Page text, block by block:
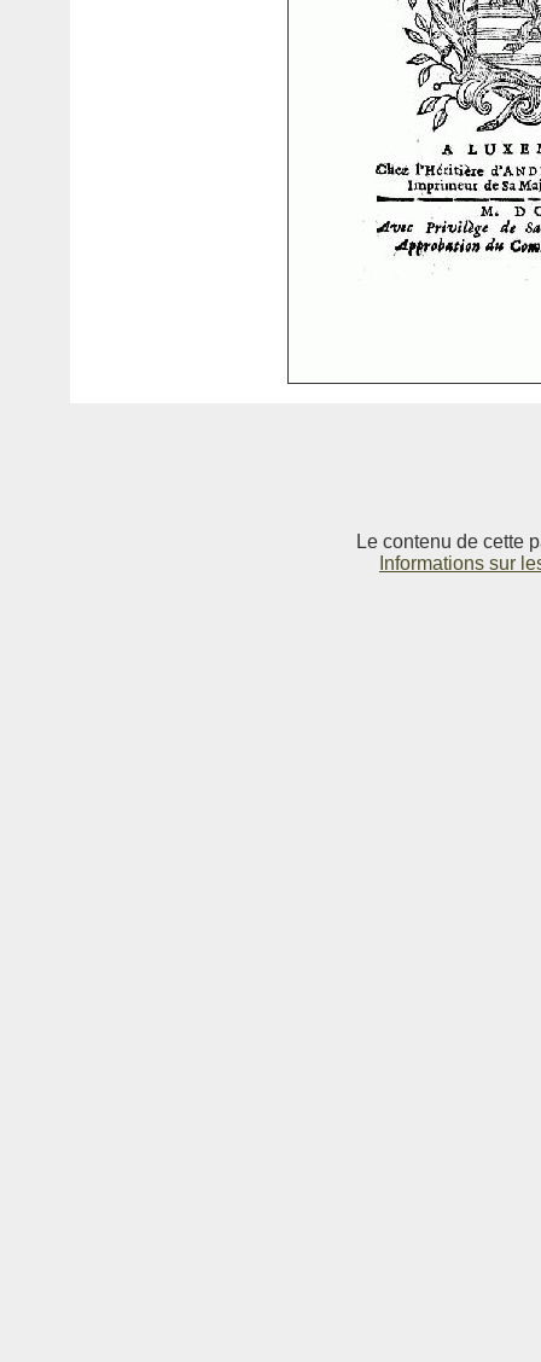
Le contenu de cette
Informations sur